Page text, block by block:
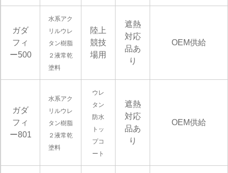
ガダ
フィ
ー500
水系アク
リルウレ
タン樹脂
２液常乾
塗料
陸上
競技
場用
遮熱
対応
品あ
り
OEM供給
ガダ
フィ
ー801
水系アク
リルウレ
タン樹脂
２液常乾
塗料
ウレ
タン
防水
トッ
プコ
ート
遮熱
対応
品あ
り
OEM供給